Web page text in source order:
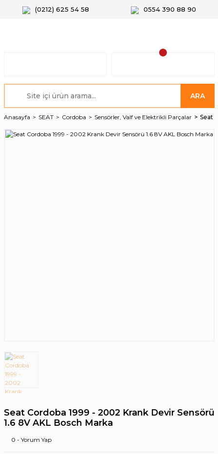
(0212) 625 54 58 0554 390 88 90
ARA
Anasayfa SEAT Cordoba Sensörler, Valf ve Elektrikli Parçalar Seat
Seat Cordoba 1999 - 2002 Krank Devir Sensörü
1.6 8V AKL Bosch Marka
0 - Yorum Yap